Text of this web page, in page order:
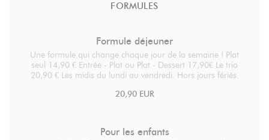
FORMULES
Formule déjeuner
Une formule qui change chaque jour de la semaine ! Plat
seul 14,90 € Entrée - Plat ou Plat - Dessert 17,90€ Le trio
20,90 € Les midis du lundi au vendredi. Hors jours fériés.
20,90 EUR
Pour les enfants